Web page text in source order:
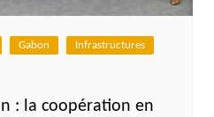
Gabon Infrastructures
: la coopération en